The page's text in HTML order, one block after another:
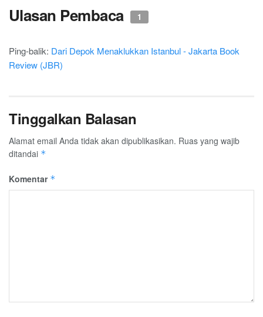
Ulasan Pembaca 1
Ping-balik: Dari Depok Menaklukkan Istanbul - Jakarta Book
Review (JBR)
Tinggalkan Balasan
Alamat email Anda tidak akan dipublikasikan. Ruas yang wajib
ditandai *
Komentar *